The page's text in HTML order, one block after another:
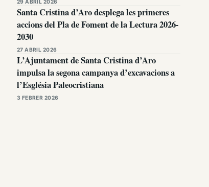
29 ABRIL 2026
Santa Cristina d’Aro desplega les primeres
accions del Pla de Foment de la Lectura 2026-
2030
27 ABRIL 2026
L’Ajuntament de Santa Cristina d’Aro
impulsa la segona campanya d’excavacions a
l’Església Paleocristiana
3 FEBRER 2026